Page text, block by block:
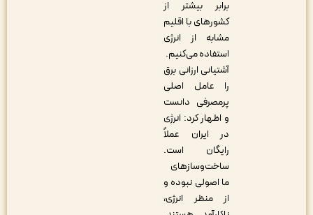
برابر بیشتر از
کشورهای با اقلیم
مشابه از انرژی
استفاده می‌کنیم.
آشتیانی ارزانی برق
را عامل اصلی
پرمصرفی دانست
و اظهار کرد: انرژی
در ایران عملاً
رایگان است.
ساخت‌وسازهای
ما اصولی نبوده و
از منظر انرژی،